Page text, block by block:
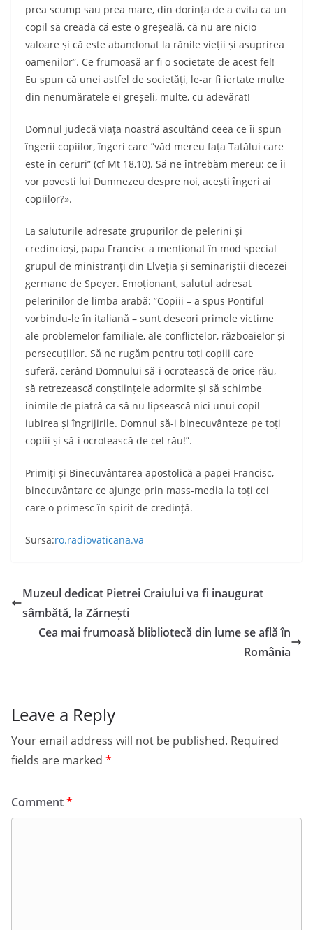
prea scump sau prea mare, din dorința de a evita ca un
copil să creadă că este o greșeală, că nu are nicio
valoare și că este abandonat la rănile vieții și asuprirea
oamenilor”. Ce frumoasă ar fi o societate de acest fel!
Eu spun că unei astfel de societăți, le-ar fi iertate multe
din nenumăratele ei greșeli, multe, cu adevărat!
Domnul judecă viața noastră ascultând ceea ce îi spun
îngerii copiilor, îngeri care ”văd mereu fața Tatălui care
este în ceruri” (cf Mt 18,10). Să ne întrebăm mereu: ce îi
vor povesti lui Dumnezeu despre noi, acești îngeri ai
copiilor?».
La saluturile adresate grupurilor de pelerini și
credincioși, papa Francisc a menționat în mod special
grupul de ministranți din Elveția și seminariștii diecezei
germane de Speyer. Emoționant, salutul adresat
pelerinilor de limba arabă: ”Copiii – a spus Pontiful
vorbindu-le în italiană – sunt deseori primele victime
ale problemelor familiale, ale conflictelor, războaielor și
persecuțiilor. Să ne rugăm pentru toți copiii care
suferă, cerând Domnului să-i ocrotească de orice rău,
să retrezească conștiințele adormite și să schimbe
inimile de piatră ca să nu lipsească nici unui copil
iubirea și îngrijirile. Domnul să-i binecuvânteze pe toți
copiii și să-i ocrotească de cel rău!”.
Primiți și Binecuvântarea apostolică a papei Francisc,
binecuvântare ce ajunge prin mass-media la toți cei
care o primesc în spirit de credință.
Sursa:ro.radiovaticana.va
Muzeul dedicat Pietrei Craiului va fi inaugurat
sâmbătă, la Zărnești
Cea mai frumoasă blibliotecă din lume se află în
România
Leave a Reply
Your email address will not be published. Required
fields are marked *
Comment*